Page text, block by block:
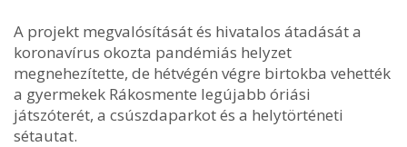
A projekt megvalósítását és hivatalos átadását a
koronavírus okozta pandémiás helyzet
megnehezítette, de hétvégén végre birtokba vehették
a gyermekek Rákosmente legújabb óriási
játszóterét, a csúszdaparkot és a helytörténeti
sétautat.